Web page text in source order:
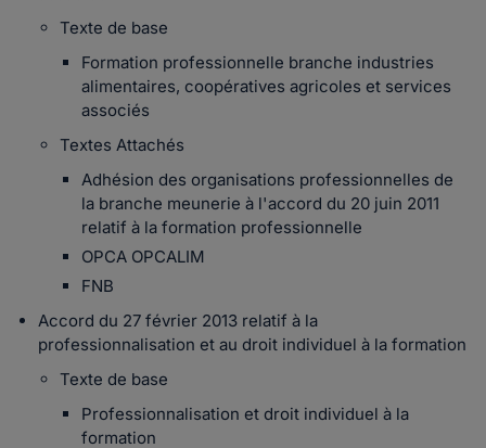
Texte de base
Formation professionnelle branche industries
alimentaires, coopératives agricoles et services
associés
Textes Attachés
Adhésion des organisations professionnelles de
la branche meunerie à l'accord du 20 juin 2011
relatif à la formation professionnelle
OPCA OPCALIM
FNB
Accord du 27 février 2013 relatif à la
professionnalisation et au droit individuel à la formation
Texte de base
Professionnalisation et droit individuel à la
formation